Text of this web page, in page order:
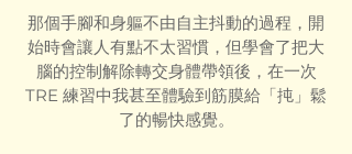
那個手腳和身軀不由自主抖動的過程，開
始時會讓人有點不太習慣，但學會了把大
腦的控制解除轉交身體帶領後，在一次
TRE 練習中我甚至體驗到筋膜給「扽」鬆
了的暢快感覺。